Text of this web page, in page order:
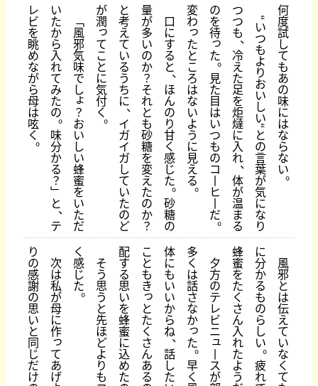
何
度
試
し
て
も
あ
の
味
に
は
な
ら
な
い。
“
い
つ
も
よ
り
お
い
し
い
“
と
の
言
葉
が
気
に
な
り
つ
つ
も、
冷
え
た
足
を
炬
燵
に
入
れ
、
体
が
温
ま
る
の
を
待
っ
た。
見
た
目
は
い
つ
も
の
コ
丨
ヒ
丨
だ。
変
わ
っ
た
と
こ
ろ
は
な
い
よ
う
に
見
え
る。
口
に
す
る
と、
ほ
ん
の
り
甘
く
感
じ
た。
砂
糖
の
量
が
多
い
の
か
？
そ
れ
と
も
砂
糖
を
変
え
た
の
か
？
と
考
え
て
い
る
う
ち
に、
イ
ガ
イ
ガ
し
て
い
た
の
ど
が
潤
っ
て
こ
と
に
気
付
く。
﹁
風
邪
気
味
で
し
ょ
？
お
い
し
い
蜂
蜜
を
い
た
だ
い
た
か
ら
入
れ
て
み
た
の。
味
分
か
る
？
﹂
と、
テ
レ
ビ
を
眺
め
な
が
ら
母
は
呟
く。
風
邪
と
は
伝
え
て
い
な
く
て
に
分
か
る
も
の
ら
し
い。
疲
れ
蜂
蜜
を
た
く
さ
ん
入
れ
た
よ
う
夕
方
の
テ
レ
ビ
ニ
ュ
丨
ス
が
多
く
は
話
さ
な
か
っ
た。
早
く
体
に
も
い
い
か
ら
ね
、
話
し
た
こ
と
も
き
っ
と
た
く
さ
ん
あ
る
配
す
る
思
い
を
蜂
蜜
に
込
め
た
そ
う
思
う
と
先
ほ
ど
よ
り
も
く
感
じ
た。
次
は
私
が
母
に
作
っ
て
あ
げ
り
の
感
謝
の
思
い
と
同
じ
だ
け